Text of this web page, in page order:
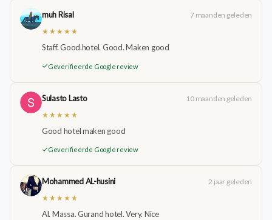
muh Risal
7 maanden geleden
★★★★★
Staff. Good.hotel. Good. Maken good
Geverifieerde Google review
Sulasto Lasto
10 maanden geleden
★★★★★
Good hotel maken good
Geverifieerde Google review
Mohammed AL-husini
2 jaar geleden
★★★★★
Al. Massa. Gurand hotel. Very. Nice